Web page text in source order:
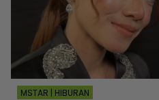
MSTAR | HIBURAN